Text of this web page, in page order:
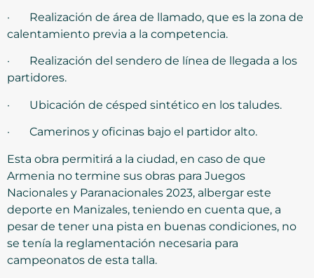
· Realización de área de llamado, que es la zona de
calentamiento previa a la competencia.
· Realización del sendero de línea de llegada a los
partidores.
· Ubicación de césped sintético en los taludes.
· Camerinos y oficinas bajo el partidor alto.
Esta obra permitirá a la ciudad, en caso de que
Armenia no termine sus obras para Juegos
Nacionales y Paranacionales 2023, albergar este
deporte en Manizales, teniendo en cuenta que, a
pesar de tener una pista en buenas condiciones, no
se tenía la reglamentación necesaria para
campeonatos de esta talla.